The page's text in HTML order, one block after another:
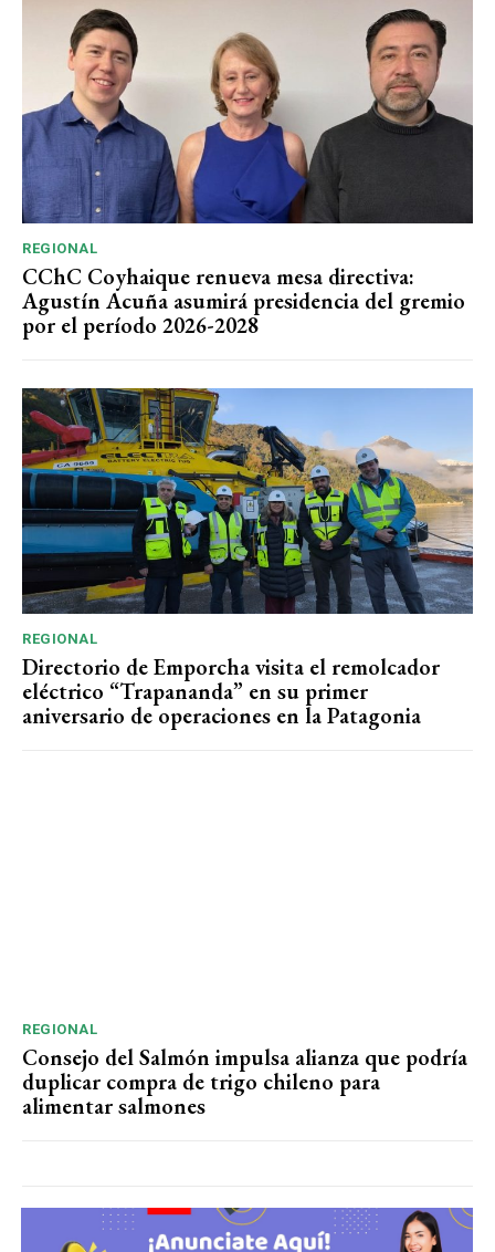
REGIONAL
CChC Coyhaique renueva mesa directiva:
Agustín Acuña asumirá presidencia del gremio
por el período 2026-2028
REGIONAL
Directorio de Emporcha visita el remolcador
eléctrico “Trapananda” en su primer
aniversario de operaciones en la Patagonia
REGIONAL
Consejo del Salmón impulsa alianza que podría
duplicar compra de trigo chileno para
alimentar salmones